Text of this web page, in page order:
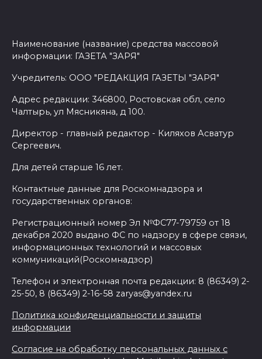
Наименование (название) средства массовой
информации: ГАЗЕТА "ЗАРЯ"
Учредитель: ООО "РЕДАКЦИЯ ГАЗЕТЫ "ЗАРЯ"
Адрес редакции: 346800, Ростовская обл, село
Чалтырь, ул Мясникяна, д 100.
Директор - главный редактор - Киляхов Асватур
Сергеевич.
Для детей старше 16 лет.
Контактные данные для Роскомнадзора и
государственных органов:
Регистрационный номер Эл №ФС77-79759 от 18
декабря 2020 выдано ФС по надзору в сфере связи,
информационных технологий и массовых
коммуникаций(Роскомнадзор)
Телефон и электронная почта редакции: 8 (86349) 2-
25-50, 8 (86349) 2-16-58 zaryas@yandex.ru
Политика конфиденциальности и защиты
информации
Согласие на обработку персональных данных с